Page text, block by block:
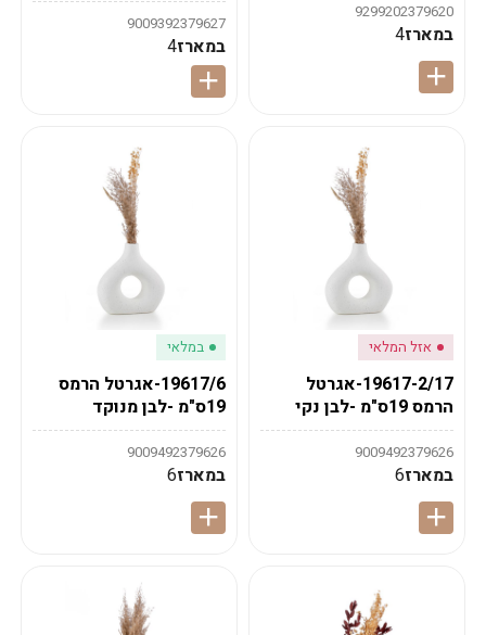
9299202379620
במארז4
9009392379627
במארז4
אזל המלאי
19617-2/17-אגרטל
הרמס 19ס"מ -לבן נקי
9009492379626
במארז6
במלאי
19617/6-אגרטל הרמס
19ס"מ -לבן מנוקד
9009492379626
במארז6